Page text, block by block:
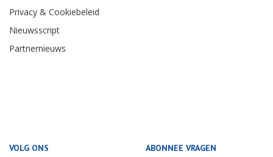
Privacy & Cookiebeleid
Nieuwsscript
Partnernieuws
VOLG ONS ABONNEE VRAGEN